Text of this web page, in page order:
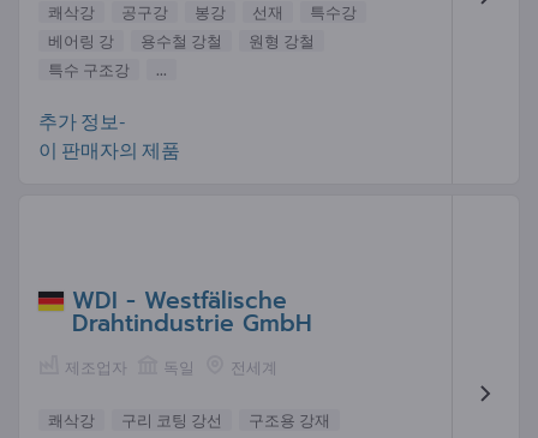
쾌삭강 공구강 봉강 선재
특수강
베어링 강
용수철 강철
원형 강철
특수 구조강
...
추가 정보-
이 판매자의 제품
WDI - Westfälische
Drahtindustrie GmbH
제조업자 독일 전세계
쾌삭강 구리 코팅 강선
구조용 강재